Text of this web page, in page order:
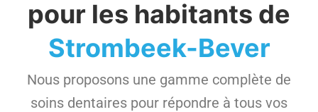
pour les habitants de
Strombeek-Bever
Nous proposons une gamme complète de
soins dentaires pour répondre à tous vos